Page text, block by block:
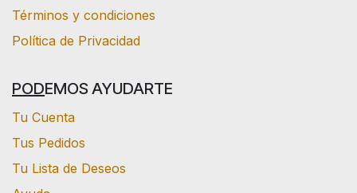
Términos y condiciones
Política de Privacidad
PODEMOS AYUDARTE
Tu Cuenta
Tus Pedidos
Tu Lista de Deseos